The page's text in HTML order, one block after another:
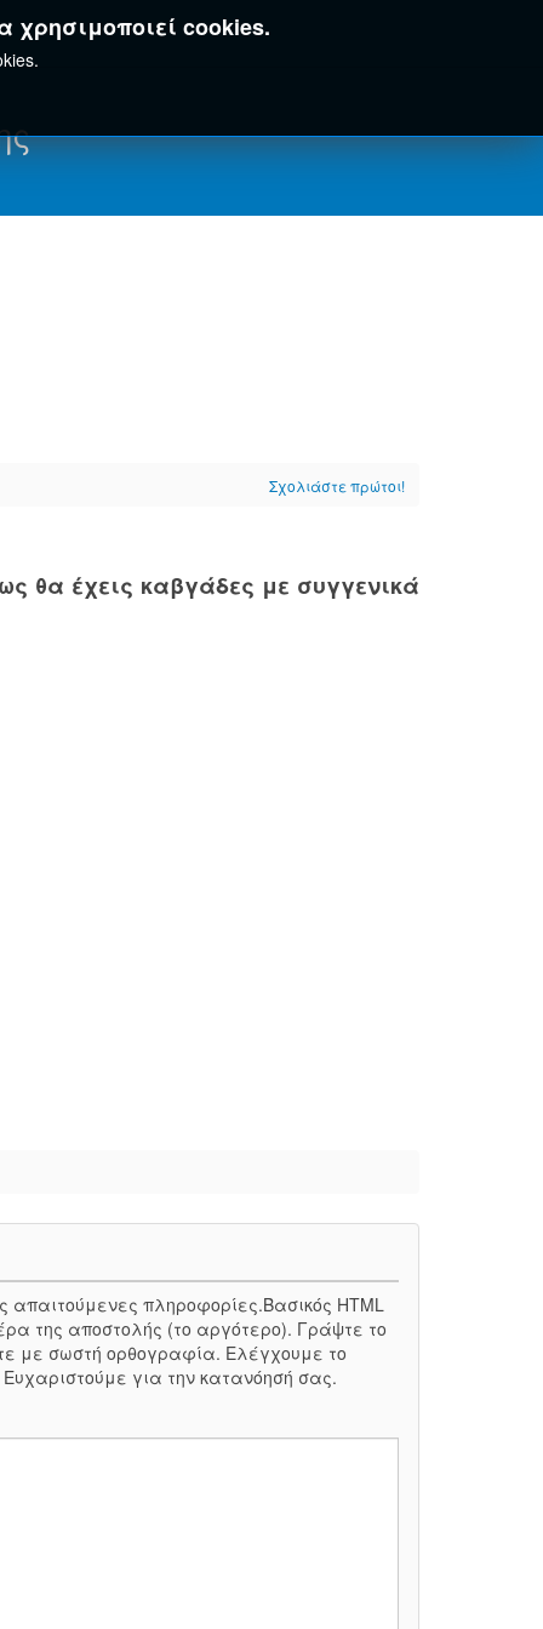
χρησιμοποιεί cookies.
Σχολιάστε πρώτοι!
θα έχεις καβγάδες με συγγενικά
απαιτούμενες πληροφορίες.Βασικός HTML
της αποστολής (το αργότερο). Γράψτε το
με σωστή ορθογραφία. Ελέγχουμε το
για την κατανόησή σας.